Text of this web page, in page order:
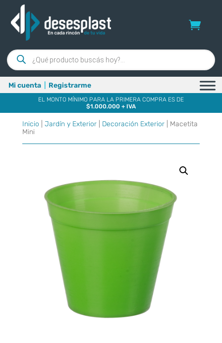
Búsqueda
de
productos
Mi cuenta Registrarme
EL MONTO MÍNIMO PARA LA PRIMERA COMPRA ES DE
$1.000.000 + IVA
Inicio Jardín y Exterior| Decoración Exterior| Macetita
Mini